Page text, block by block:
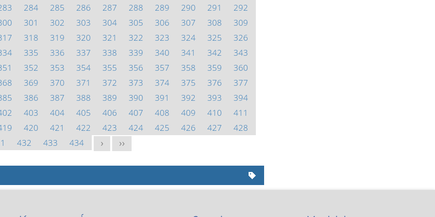
284 285 286 287 288 289 290 291
292
301 302 303 304 305 306 307 308
309
318 319 320 321 322 323 324 325
326
335 336 337 338 339 340 341 342
343
352 353 354 355 356 357 358 359
360
369 370 371 372 373 374 375 376
377
386 387 388 389 390 391 392 393
394
403 404 405 406 407 408 409 410
411
420 421 422 423 424 425 426 427
428
432 433 434 > >>